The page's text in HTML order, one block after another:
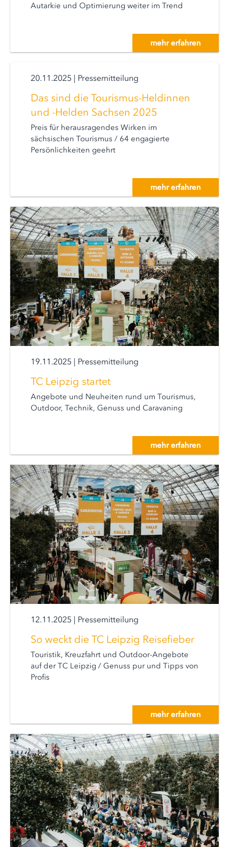
Autarkie und Optimierung weiter im Trend
mehr erfahren
20.11.2025 | Pressemitteilung
Das sind die Tourismus-Heldinnen
und -Helden Sachsen 2025
Preis für herausragendes Wirken im
sächsischen Tourismus / 64 engagierte
Persönlichkeiten geehrt
mehr erfahren
19.11.2025 | Pressemitteilung
TC Leipzig startet
Angebote und Neuheiten rund um Tourismus,
Outdoor, Technik, Genuss und Caravaning
mehr erfahren
12.11.2025 | Pressemitteilung
So weckt die TC Leipzig Reisefieber
Touristik, Kreuzfahrt und Outdoor-Angebote
auf der TC Leipzig / Genuss pur und Tipps von
Profis
mehr erfahren